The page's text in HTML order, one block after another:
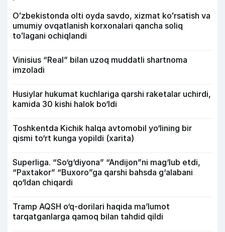
Oʻzbekistonda olti oyda savdo, xizmat koʻrsatish va
umumiy ovqatlanish korxonalari qancha soliq
toʻlagani ochiqlandi
Vinisius “Real” bilan uzoq muddatli shartnoma
imzoladi
Husiylar hukumat kuchlariga qarshi raketalar uchirdi,
kamida 30 kishi halok bo‘ldi
Toshkentda Kichik halqa avtomobil yo‘lining bir
qismi to‘rt kunga yopildi (xarita)
Superliga. “So‘g‘diyona” “Andijon”ni mag‘lub etdi,
“Paxtakor” “Buxoro”ga qarshi bahsda g‘alabani
qo‘ldan chiqardi
Tramp AQSH o‘q-dorilari haqida ma’lumot
tarqatganlarga qamoq bilan tahdid qildi